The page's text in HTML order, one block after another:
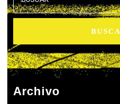
Archivo